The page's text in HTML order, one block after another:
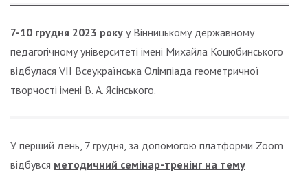
7-10 грудня 2023 року у Вінницькому державному
педагогічному університеті імені Михайла Коцюбинського
відбулася VІІ Всеукраїнська Олімпіада геометричної
творчості імені В. А. Ясінського.
У перший день, 7 грудня, за допомогою платформи Zoom
відбувся методичний семінар-тренінг на тему